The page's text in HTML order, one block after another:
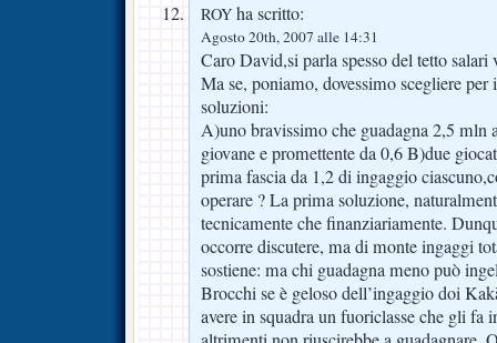
ROY ha scritto:
Agosto 20th, 2007 alle 14:31
Caro David,si parla spesso del tetto
Ma se, poniamo, dovessimo scegliere
soluzioni:
A)uno bravissimo che guadagna 2,5 mln
giovane e promettente da 0,6 B)due
prima fascia da 1,2 di ingaggio
operare ? La prima soluzione,
tecnicamente che finanziariamente.
occorre discutere, ma di monte ingaggi
sostiene: ma chi guadagna meno può
Brocchi se è geloso dell’ingaggio doi
avere in squadra un fuoriclasse che gli fa